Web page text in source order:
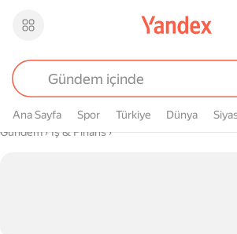
Ana Sayfa Spor Türkiye Dünya
Buradasın
Gündem› İş & Finans›